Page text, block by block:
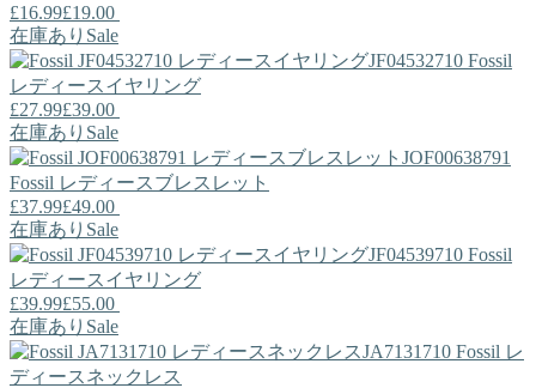
£16.99£19.00
在庫あり Sale
JF04532710 Fossil
レディースイヤリング
£27.99£39.00
在庫あり Sale
JOF00638791
Fossil レディースブレスレット
£37.99£49.00
在庫あり Sale
JF04539710 Fossil
レディースイヤリング
£39.99£55.00
在庫あり Sale
JA7131710 Fossil レ
ディースネックレス